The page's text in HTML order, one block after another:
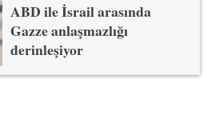
ABD ile İsrail arasında
Gazze anlaşmazlığı
derinleşiyor